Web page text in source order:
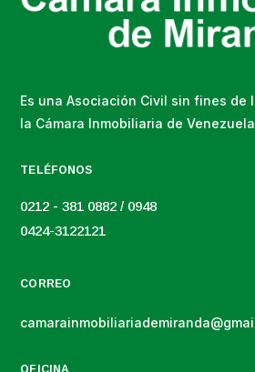
Es una Asociación Civil sin fines de
la Cámara Inmobiliaria de
TELÉFONOS
0212 - 381 0882 / 0948
0424-3122121
CORREO
OFICINA